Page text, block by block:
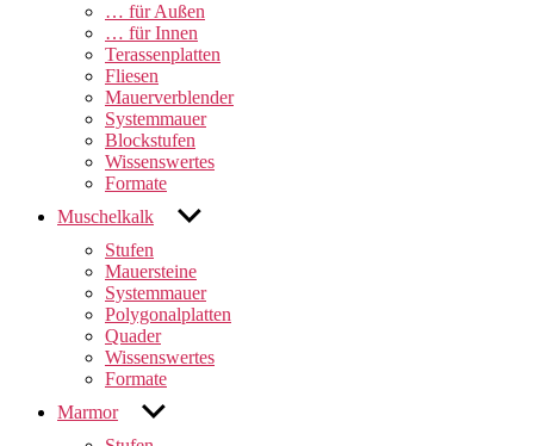
… für Außen
… für Innen
Terassenplatten
Fliesen
Mauerverblender
Systemmauer
Blockstufen
Wissenswertes
Formate
Muschelkalk
untermenü
Stufen
Mauersteine
Systemmauer
Polygonalplatten
Quader
Wissenswertes
Formate
Marmor
untermenü